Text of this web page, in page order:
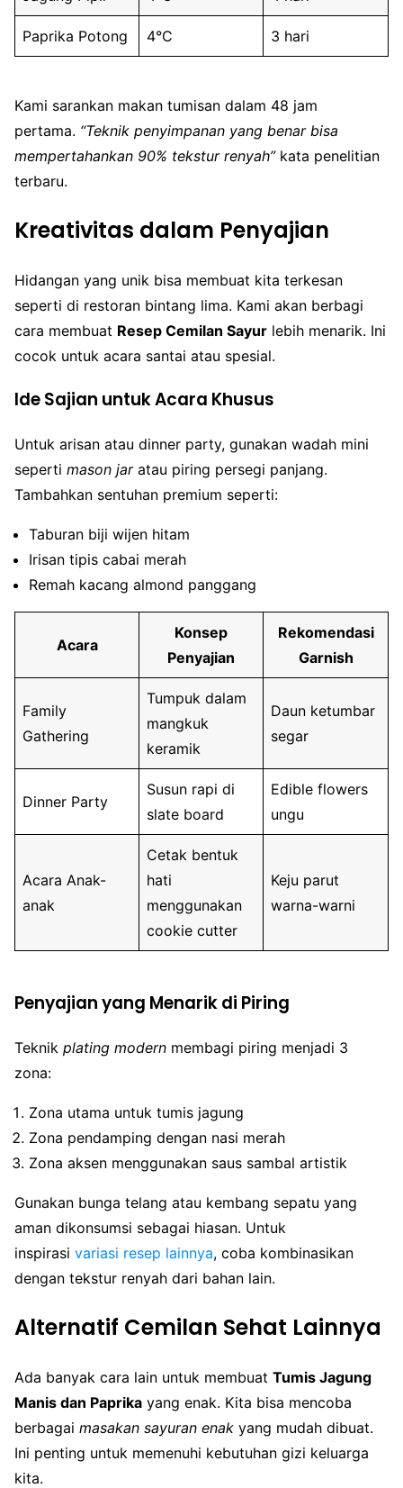
Paprika Potong 4°C 3 hari
Kami sarankan makan tumisan dalam 48 jam
pertama. “Teknik penyimpanan yang benar bisa
mempertahankan 90% tekstur renyah”kata penelitian
terbaru.
Kreativitas dalam Penyajian
Hidangan yang unik bisa membuat kita terkesan
seperti di restoran bintang lima. Kami akan berbagi
cara membuat Resep Cemilan Sayur lebih menarik. Ini
cocok untuk acara santai atau spesial.
Ide Sajian untuk Acara Khusus
Untuk arisan atau dinner party, gunakan wadah mini
seperti mason jaratau piring persegi panjang.
Tambahkan sentuhan premium seperti:
Taburan biji wijen hitam
Irisan tipis cabai merah
Remah kacang almond panggang
Acara
Konsep
Penyajian
Rekomendasi
Garnish
Family
Gathering
Tumpuk dalam
mangkuk
keramik
Daun ketumbar
segar
Dinner Party
Susun rapi di
slate board
Edible flowers
ungu
Acara Anak-
anak
Cetak bentuk
hati
menggunakan
cookie cutter
Keju parut
warna-warni
Penyajian yang Menarik di Piring
Teknik plating modern membagi piring menjadi 3
zona:
Zona utama untuk tumis jagung
Zona pendamping dengan nasi merah
Zona aksen menggunakan saus sambal artistik
Gunakan bunga telang atau kembang sepatu yang
aman dikonsumsi sebagai hiasan. Untuk
inspirasi variasi resep lainnya, coba kombinasikan
dengan tekstur renyah dari bahan lain.
Alternatif Cemilan Sehat Lainnya
Ada banyak cara lain untuk membuat Tumis Jagung
Manis dan Paprika yang enak. Kita bisa mencoba
berbagai masakan sayuran enak yang mudah dibuat.
Ini penting untuk memenuhi kebutuhan gizi keluarga
kita.